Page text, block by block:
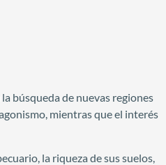
búsqueda de nuevas regiones
mientras que el interés
la riqueza de sus suelos,